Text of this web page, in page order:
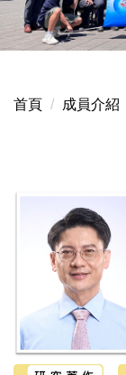
首頁 成員介紹